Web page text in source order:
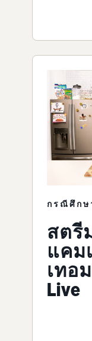
กรณีศึกษ
สตรี
แคม
เทอ
Live